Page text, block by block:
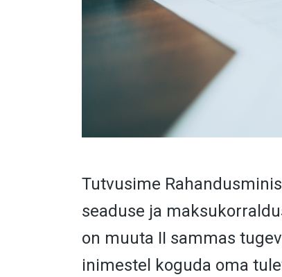
Tutvusime
seaduse ja
on muuta II sammas
inimestel koguda oma